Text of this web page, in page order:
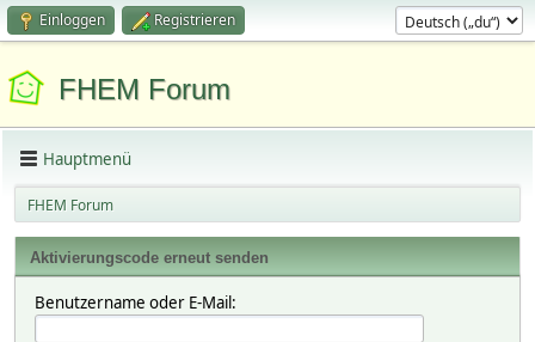
Einloggen Registrieren
FHEM Forum
Hauptmenü
FHEM Forum
Aktivierungscode erneut senden
Benutzername oder E-Mail: